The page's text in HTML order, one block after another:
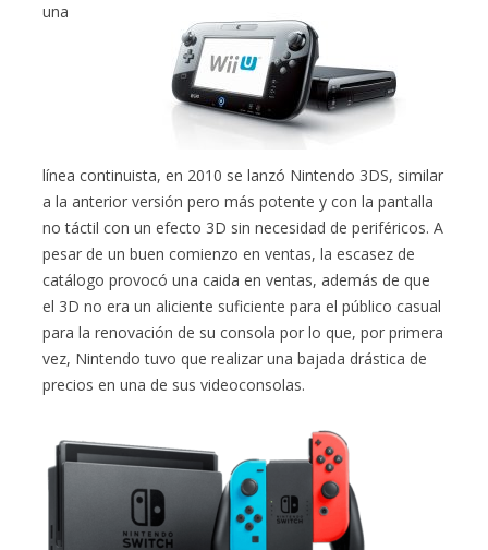
una
línea continuista, en 2010 se lanzó Nintendo 3DS, similar
a la anterior versión pero más potente y con la pantalla
no táctil con un efecto 3D sin necesidad de periféricos. A
pesar de un buen comienzo en ventas, la escasez de
catálogo provocó una caida en ventas, además de que
el 3D no era un aliciente suficiente para el público casual
para la renovación de su consola por lo que, por primera
vez, Nintendo tuvo que realizar una bajada drástica de
precios en una de sus videoconsolas.